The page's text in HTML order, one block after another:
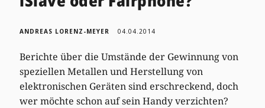
ANDREAS LORENZ-MEYER 04.04.2014
Berichte über die Umstände der Gewinnung von
speziellen Metallen und Herstellung von
elektronischen Geräten sind erschreckend, doch
wer möchte schon auf sein Handy verzichten?